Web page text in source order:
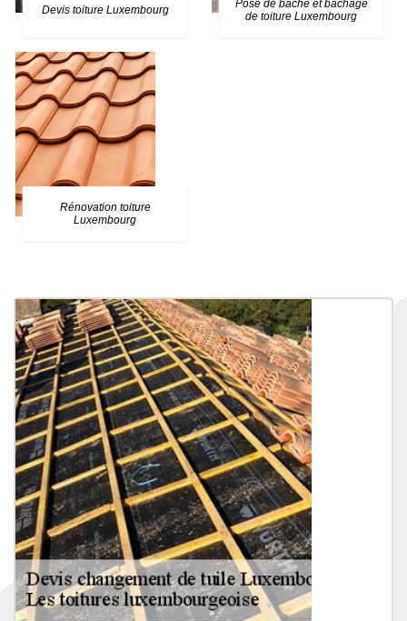
Devis toiture Luxembourg
Pose de bâche et bâchage
de toiture Luxembourg
Rénovation toiture
Luxembourg